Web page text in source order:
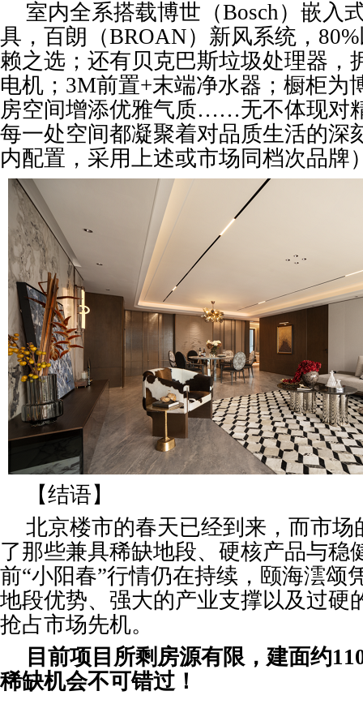
室内全系搭载博世（Bosch）嵌入
具，百朗（BROAN）新风系统，
赖之选；还有贝克巴斯垃圾处理器，
电机；3M前置+末端净水器；橱柜为
房空间增添优雅气质……无不体现对
每一处空间都凝聚着对品质生活的深
内配置，采用上述或市场同档次品牌
【结语】
北京楼市的春天已经到来，而市场
了那些兼具稀缺地段、硬核产品与稳
前“小阳春”行情仍在持续，颐海澐颂
地段优势、强大的产业支撑以及过硬
抢占市场先机。
目前项目所剩房源有限，建面约
稀缺机会不可错过！